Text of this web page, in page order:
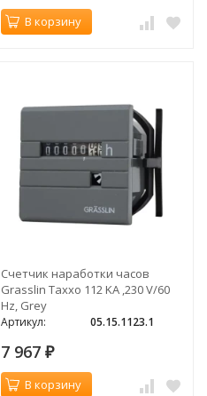
В корзину
Счетчик наработки часов
Grasslin Taxxo 112 KA ,230 V/60
Hz, Grey
Артикул: 05.15.1123.1
7 967 ₽
В корзину